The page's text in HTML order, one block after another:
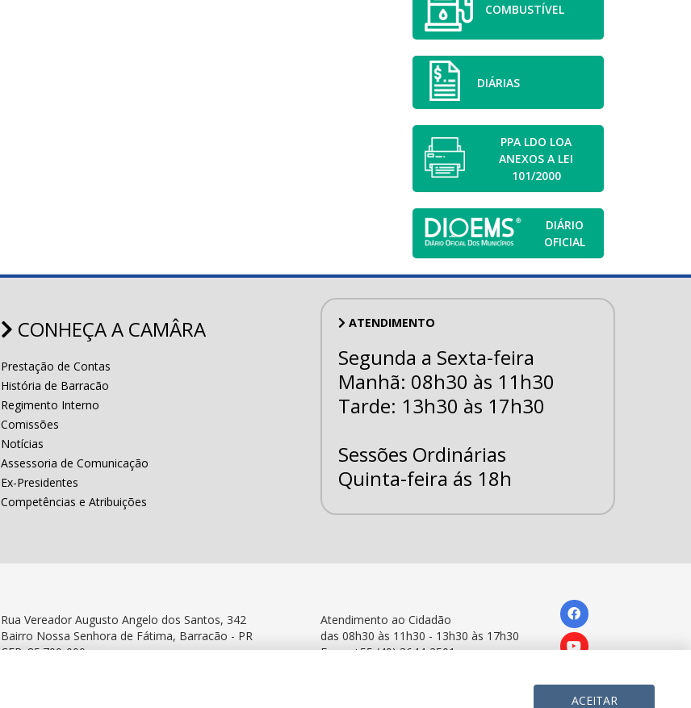
COMBUSTÍVEL
DIÁRIAS
PPA LDO LOA
ANEXOS A LEI
101/2000
DIÁRIO
OFICIAL
CONHEÇA A CAMÂRA
Prestação de Contas
História de Barracão
Regimento Interno
Comissões
Notícias
Assessoria de Comunicação
Ex-Presidentes
Competências e Atribuições
ATENDIMENTO
Segunda a Sexta-feira
Manhã: 08h30 às 11h30
Tarde: 13h30 às 17h30
Sessões Ordinárias
Quinta-feira ás 18h
Rua Vereador Augusto Angelo dos Santos, 342
Bairro Nossa Senhora de Fátima, Barracão - PR
CEP: 85.700-000
Atendimento ao Cidadão
das 08h30 às 11h30 - 13h30 às 17h30
Fone: +55 (49) 3644-2501
ACEITAR